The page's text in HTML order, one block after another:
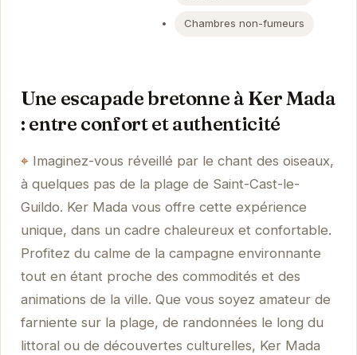
Chambres non-fumeurs
Une escapade bretonne à Ker Mada
: entre confort et authenticité
Imaginez-vous réveillé par le chant des oiseaux,
à quelques pas de la plage de Saint-Cast-le-
Guildo. Ker Mada vous offre cette expérience
unique, dans un cadre chaleureux et confortable.
Profitez du calme de la campagne environnante
tout en étant proche des commodités et des
animations de la ville. Que vous soyez amateur de
farniente sur la plage, de randonnées le long du
littoral ou de découvertes culturelles, Ker Mada